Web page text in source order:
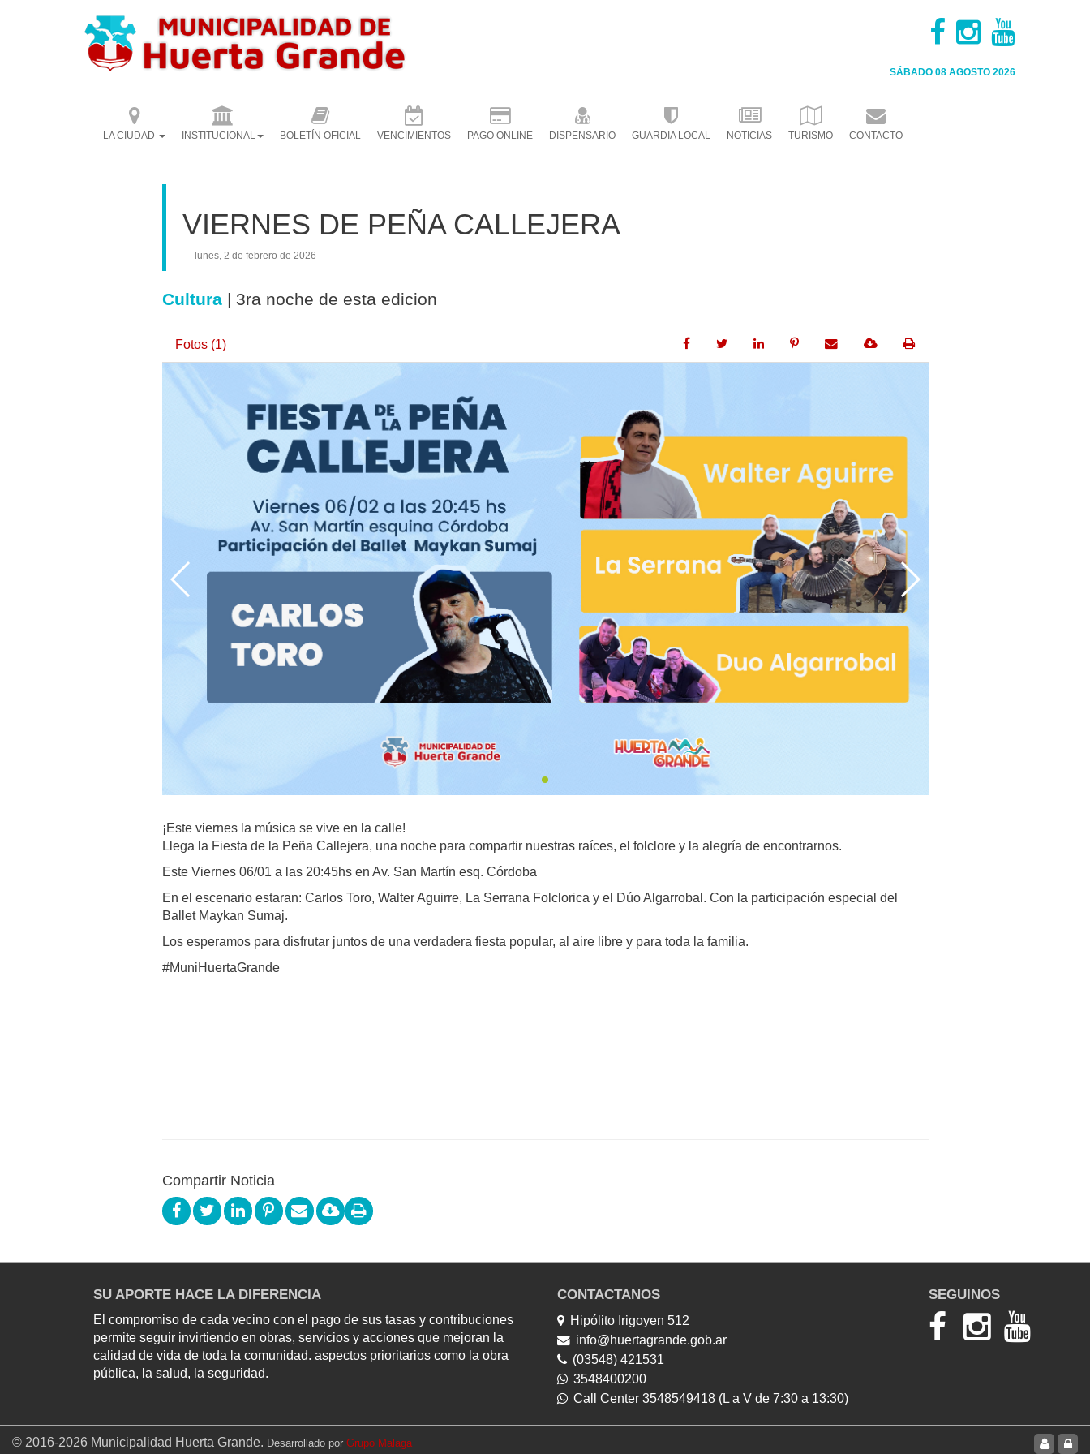
SÁBADO 08 AGOSTO 2026
LA CIUDAD INSTITUCIONAL BOLETÍN OFICIAL VENCIMIENTOS PAGO ONLINE DISPENSARIO GUARDIA LOCAL NOTICIAS TURISMO CONTACTO
VIERNES DE PEÑA CALLEJERA
lunes, 2 de febrero de 2026
Cultura| 3ra noche de esta edicion
Fotos (1)
¡Este viernes la música se vive en la calle!
Llega la Fiesta de la Peña Callejera, una noche para compartir nuestras raíces, el folclore y la alegría de encontrarnos.
Este Viernes 06/01 a las 20:45hs en Av. San Martín esq. Córdoba
En el escenario estaran: Carlos Toro, Walter Aguirre, La Serrana Folclorica y el Dúo Algarrobal. Con la participación especial del
Ballet Maykan Sumaj.
Los esperamos para disfrutar juntos de una verdadera fiesta popular, al aire libre y para toda la familia.
#MuniHuertaGrande
Compartir Noticia
SU APORTE HACE LA DIFERENCIA
El compromiso de cada vecino con el pago de sus tasas y contribuciones
permite seguir invirtiendo en obras, servicios y acciones que mejoran la
calidad de vida de toda la comunidad. aspectos prioritarios como la obra
pública, la salud, la seguridad.
CONTACTANOS
Hipólito Irigoyen 512
info@huertagrande.gob.ar
(03548) 421531
3548400200
Call Center 3548549418 (L a V de 7:30 a 13:30)
SEGUINOS
© 2016-2026 Municipalidad Huerta Grande. Desarrollado por Grupo Malaga